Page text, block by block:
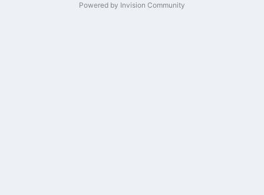
Powered by Invision Community